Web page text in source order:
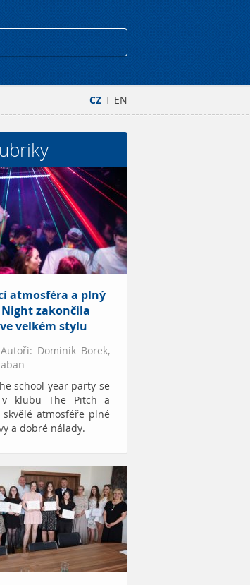
CZ | EN
atmosféra a plný
zakončila
velkém stylu
Dominik Borek,
school year party se
v klubu The Pitch a
atmosféře plné
a dobré nálady.